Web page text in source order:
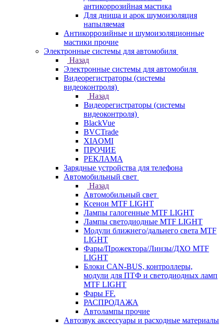
антикоррозийная мастика
Для днища и арок шумоизоляция
напыляемая
Антикоррозийные и шумоизоляционные
мастики прочие
Электронные системы для автомобиля
Назад
Электронные системы для автомобиля
Видеорегистраторы (системы
видеоконтроля)
Назад
Видеорегистраторы (системы
видеоконтроля)
BlackVue
BVCTrade
XIAOMI
ПРОЧИЕ
РЕКЛАМА
Зарядные устройства для телефона
Автомобильный свет
Назад
Автомобильный свет
Ксенон MTF LIGHT
Лампы галогенные MTF LIGHT
Лампы светодиодные MTF LIGHT
Модули ближнего/дальнего света MTF
LIGHT
Фары/Прожектора/Линзы/ДХО MTF
LIGHT
Блоки CAN-BUS, контроллеры,
модули для ПТФ и светодиодных ламп
MTF LIGHT
Фары FF.
РАСПРОДАЖА
Автолампы прочие
Автозвук аксессуары и расходные материалы